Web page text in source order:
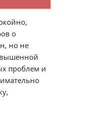
о
но не
проблем и